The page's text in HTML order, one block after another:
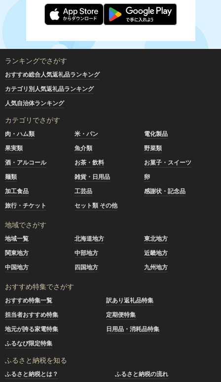
ランキングでさがす
おすすめ総合人気返礼品ランキング
カテゴリ別人気返礼品ランキング
人気自治体ランキング
カテゴリでさがす
肉・ハム類 米・パン
電化製品
果実類
魚介類
野菜類
酒・アルコール
お茶・飲料
お菓子・スイーツ
麺類
雑貨・日用品
卵
加工食品
工芸品
感謝状・記念品
旅行・チケット
セット類 その他
地域でさがす
地域一覧 北海道地方
東北地方
関東地方
中部地方
近畿地方
中国地方
四国地方 九州地方
おすすめ特集でさがす
おすすめ特集一覧
訳あり返礼品特集
担当者おすすめ特集
定期便特集
地元が誇る家電特集
日用品・消耗品特集
ふるなび限定特集
ふるさと納税を知る
ふるさと納税とは？
ふるさと納税の流れ